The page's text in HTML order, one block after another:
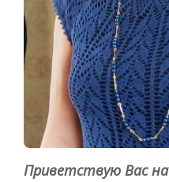
Приветствую Вас